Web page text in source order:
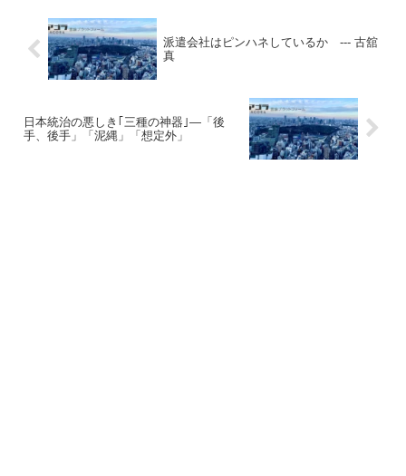
派遣会社はピンハネしているか --- 古舘
真
日本統治の悪しき｢三種の神器｣―「後
手、後手」「泥縄」「想定外」